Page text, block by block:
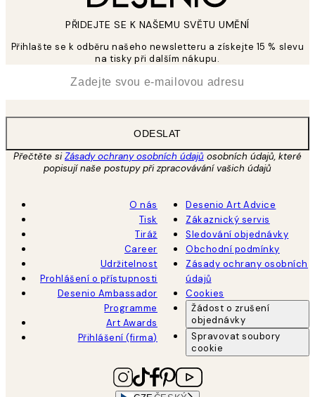
PŘIDEJTE SE K NAŠEMU SVĚTU UMĚNÍ
Přihlašte se k odběru našeho newsletteru a získejte 15 % slevu
na tisky při dalším nákupu.
ODESLAT
Přečtěte siZásady ochrany osobních údajů osobních údajů, které
popisují naše postupy při zpracovávání vašich údajů
O nás
Tisk
Tiráž
Career
Udržitelnost
Prohlášení o přístupnosti
Desenio Ambassador
Programme
Art Awards
Přihlášení (firma)
Desenio Art Advice
Zákaznický servis
Sledování objednávky
Obchodní podmínky
Zásady ochrany osobních
údajů
Cookies
Žádost o zrušení
objednávky
Spravovat soubory
cookie